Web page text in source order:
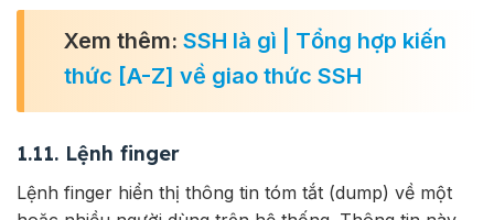
Xem thêm: SSH là gì | Tổng hợp kiến
thức [A-Z] về giao thức SSH
1.11. Lệnh finger
Lệnh finger hiển thị thông tin tóm tắt (dump) về một